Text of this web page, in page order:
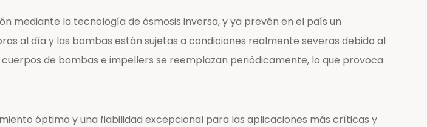
mediante la tecnología de ósmosis inversa, y ya prevén en el país un
al día y las bombas están sujetas a condiciones realmente severas debido al
de bombas e impellers se reemplazan periódicamente, lo que provoca
óptimo y una fiabilidad excepcional para las aplicaciones más críticas y